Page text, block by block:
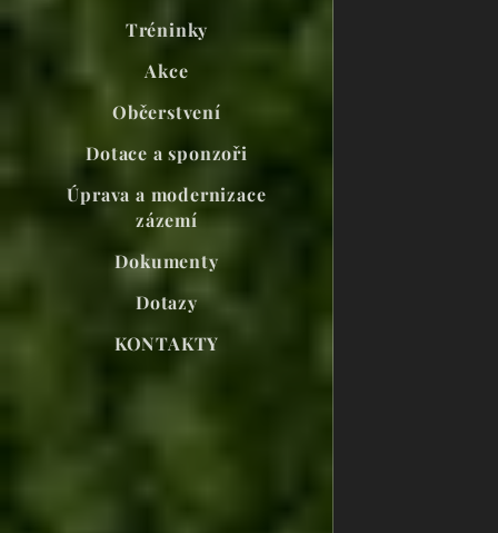
Tréninky
Akce
Občerstvení
Dotace a sponzoři
Úprava a modernizace
zázemí
Dokumenty
Dotazy
KONTAKTY